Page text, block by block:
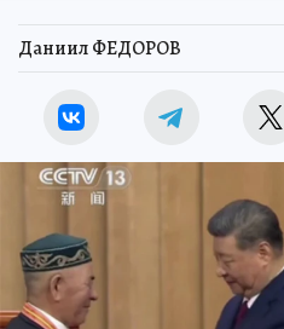
Даниил ФЕДОРОВ